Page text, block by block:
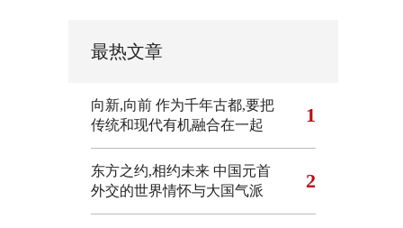
最热文章
向新,向前 作为千年古都,要把
传统和现代有机融合在一起
1
东方之约,相约未来 中国元首
外交的世界情怀与大国气派
2